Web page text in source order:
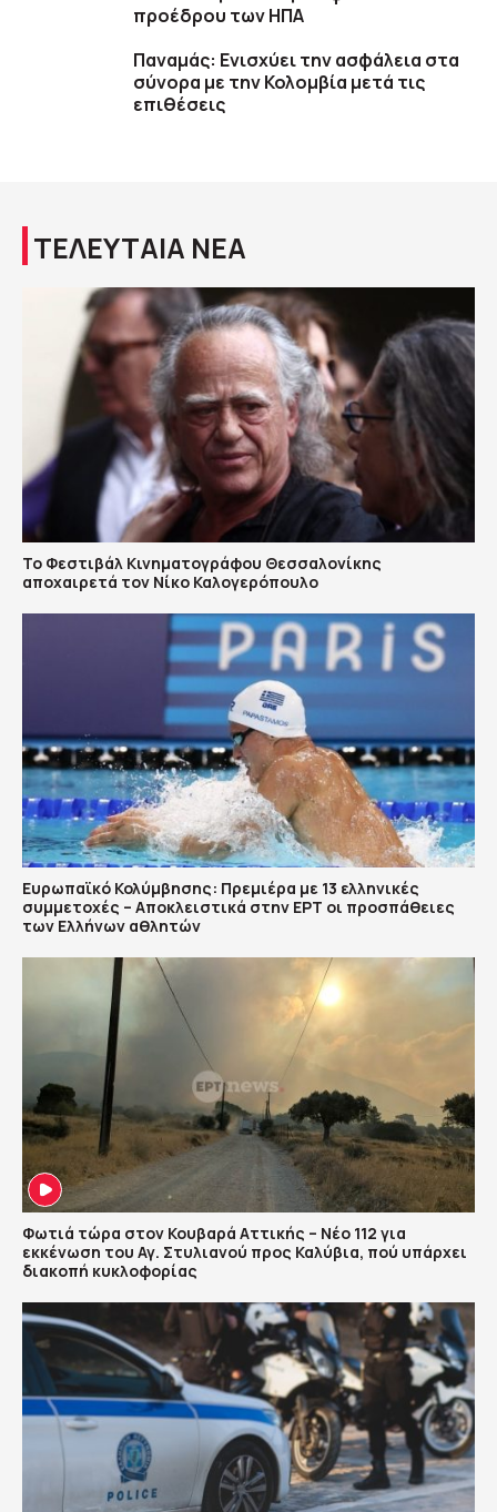
προέδρου των ΗΠΑ
Παναμάς: Ενισχύει την ασφάλεια στα
σύνορα με την Κολομβία μετά τις
επιθέσεις
ΤΕΛΕΥΤΑΙΑ ΝΕΑ
Το Φεστιβάλ Κινηματογράφου Θεσσαλονίκης
αποχαιρετά τον Νίκο Καλογερόπουλο
Ευρωπαϊκό Κολύμβησης: Πρεμιέρα με 13 ελληνικές
συμμετοχές – Αποκλειστικά στην ΕΡΤ οι προσπάθειες
των Ελλήνων αθλητών
Φωτιά τώρα στον Κουβαρά Αττικής – Νέο 112 για
εκκένωση του Αγ. Στυλιανού προς Καλύβια, πού υπάρχει
διακοπή κυκλοφορίας